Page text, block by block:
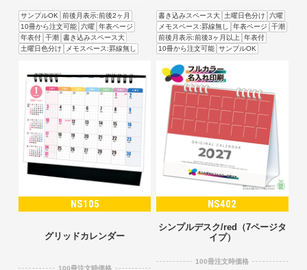
サンプルOK
前後月表示:前後2ヶ月
10冊から注文可能 六曜 年表ページ
年表付 干潮 書き込みスペース大
土曜日色分け
メモスペース:罫線無し
書き込みスペース大 土曜日色分け
六曜
メモスペース:罫線無し
年表ページ
干潮
前後月表示:前後3ヶ月以上
年表付
10冊から注文可能 サンプルOK
NS105
グリッドカレンダー
NS402
シンプルデスク/red（7ページタ
イプ）
100冊注文時価格